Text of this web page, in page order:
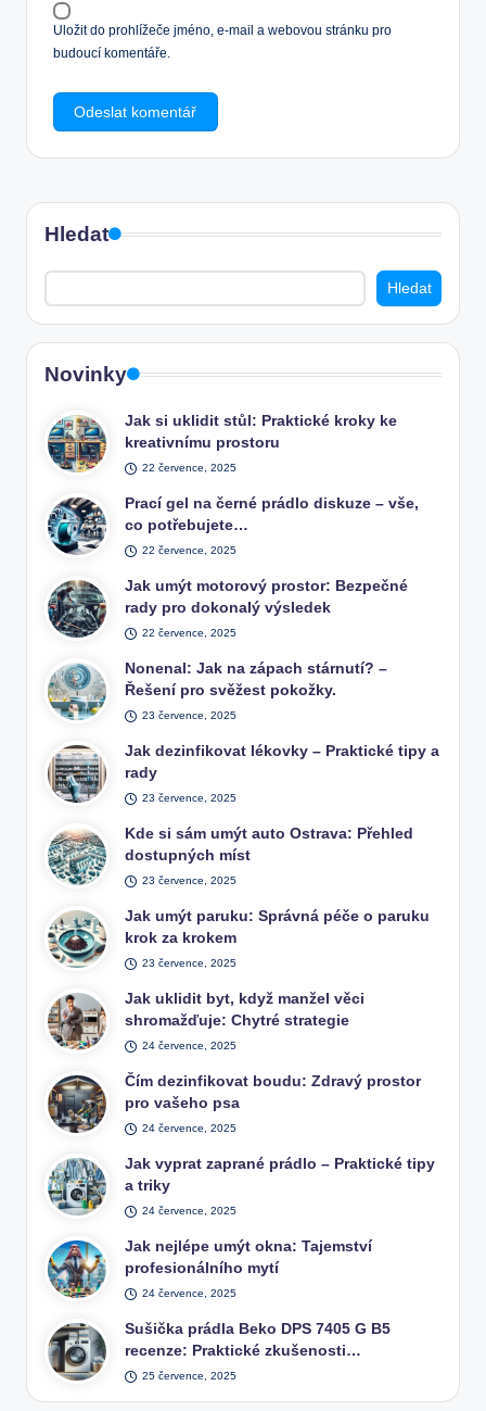
Uložit do prohlížeče jméno, e-mail a webovou stránku pro
budoucí komentáře.
Hledat
Hledat
Novinky
Jak si uklidit stůl: Praktické kroky ke
kreativnímu prostoru
22 července, 2025
Prací gel na černé prádlo diskuze – vše,
co potřebujete…
22 července, 2025
Jak umýt motorový prostor: Bezpečné
rady pro dokonalý výsledek
22 července, 2025
Nonenal: Jak na zápach stárnutí? –
Řešení pro svěžest pokožky.
23 července, 2025
Jak dezinfikovat lékovky – Praktické tipy a
rady
23 července, 2025
Kde si sám umýt auto Ostrava: Přehled
dostupných míst
23 července, 2025
Jak umýt paruku: Správná péče o paruku
krok za krokem
23 července, 2025
Jak uklidit byt, když manžel věci
shromažďuje: Chytré strategie
24 července, 2025
Čím dezinfikovat boudu: Zdravý prostor
pro vašeho psa
24 července, 2025
Jak vyprat zaprané prádlo – Praktické tipy
a triky
24 července, 2025
Jak nejlépe umýt okna: Tajemství
profesionálního mytí
24 července, 2025
Sušička prádla Beko DPS 7405 G B5
recenze: Praktické zkušenosti…
25 července, 2025